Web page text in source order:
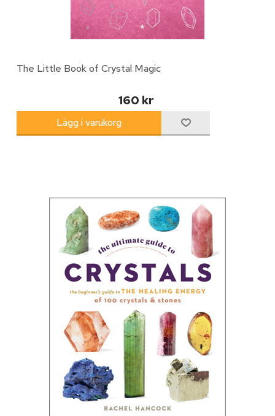
The Little Book of Crystal Magic
160 kr